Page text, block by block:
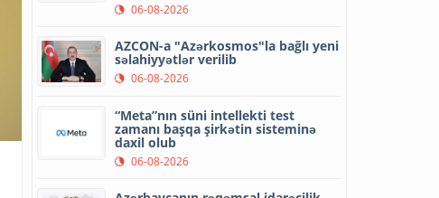
06-08-2026
AZCON-a "Azərkosmos"la bağlı yeni
səlahiyyətlər verilib
06-08-2026
“Meta”nın süni intellekti test
zamanı başqa şirkətin sisteminə
daxil olub
06-08-2026